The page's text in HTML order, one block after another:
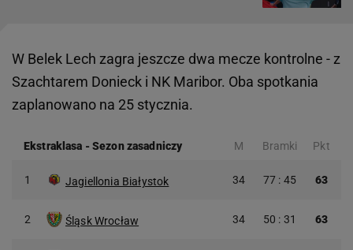
W Belek Lech zagra jeszcze dwa mecze kontrolne - z
Szachtarem Donieck i NK Maribor. Oba spotkania
zaplanowano na 25 stycznia.
Ekstraklasa - Sezon zasadniczy M Bramki Pkt
1 Jagiellonia Białystok 34 77 : 45 63
2 Śląsk Wrocław 34 50 : 31 63